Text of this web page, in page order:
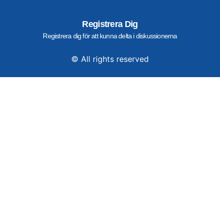
Registrera Dig
Registrera dig för att kunna delta i diskussionerna
© All rights reserved